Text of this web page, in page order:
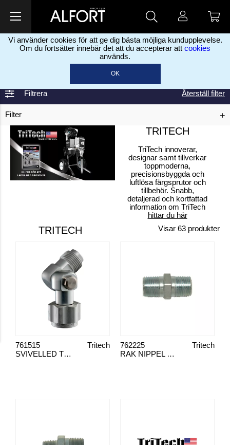
Vi använder cookies för att ge dig bästa möjliga kundupplevelse.
Om du fortsätter innebär det att du accepterar att cookies
används.
OK
Filtrera
Filter
Återställ filter
TRITECH
TriTech innoverar,
designar samt tillverkar
toppmoderna,
precisionsbyggda och
luftlösa färgsprutor och
tillbehör. Snabb,
detaljerad och kortfattad
information om TriTech
hittar du här
TRITECH Visar 63 produkter
SVIVELLED TRITECH G 7/8"
Tritech
761515
RAK NIPPEL 1/4"NPT(M)
Tritech
762225